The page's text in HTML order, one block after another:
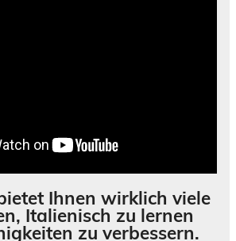
Ihnen wirklich viele
Italienisch zu lernen
zu verbessern.